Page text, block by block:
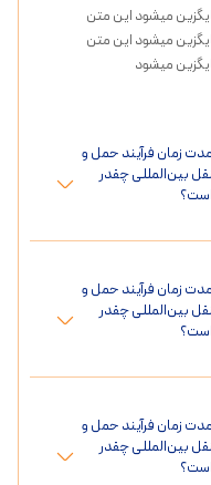
میشود این متن
میشود این متن
میشود
مدت زمان فرآیند حمل و
نقل بین‌المللی چقدر
است؟
مدت زمان فرآیند حمل و
نقل بین‌المللی چقدر
است؟
مدت زمان فرآیند حمل و
نقل بین‌المللی چقدر
است؟